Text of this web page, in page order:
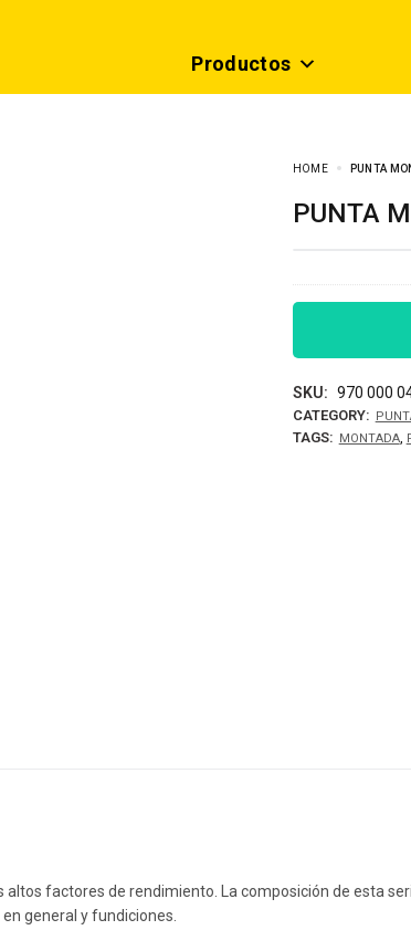
Productos
HOME PUNTA
PUNTA
SKU: 970 000
CATEGORY:
TAGS: MONTADA,
factores de rendimiento. La composición de esta
general y fundiciones.